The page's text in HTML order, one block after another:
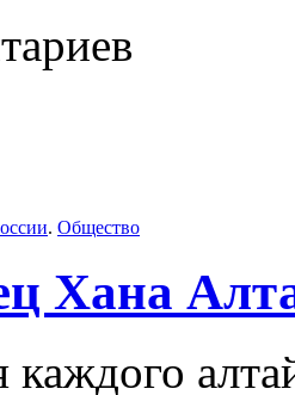
. Общество
Хана
каждого